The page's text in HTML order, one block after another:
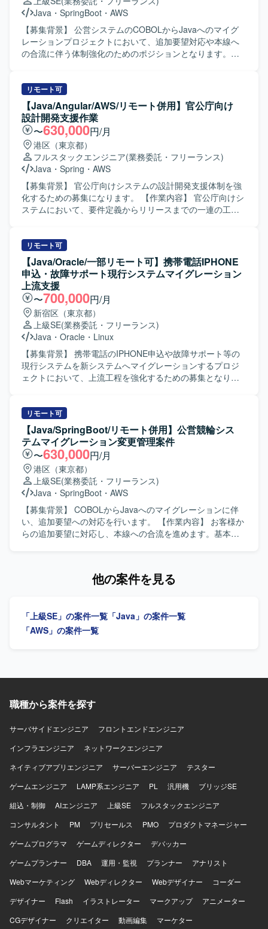
識した開発をリードしていただきます。 【求める人物像】
技術的なリードだけでなく、ユーザーとのコミュニケーシ
ョンを通じて要件や仕様を整理し、最適な提案ができる方
を求めています。AIツールの活用など新しい技術にも前向
きに取り組み、自ら工夫しながら品質向上と生産性向上を
ョンの魅力】 Java＋SpringBootおよびReactを用いたシス
テムに対して、セキュリティ対応やバージョンアップとい
った上流寄りの技術課題に取り組むことができます。AIツ
ールを積極的に活用しながら開発プロセスの改善に携われ
るため、最新の開発スタイルを実践的に習得できます。ユ
ーザーとの直接調整を通じて、技術とビジネスの両面から
スキルを高められるポジションです。 【開発環境】 Java＋
SpringBootを中心としたバックエンド環境と、Reactベース
のフロントエンド環境での開発となります。インフラには
AWSを利用しており、AIツールとしてClaude Codeや
Copilotを併用しながら開発・テスト・レビューを行ってい
Java ・ SpringBoot ・ AWS
【募集背景】 公営システムのCOBOLからJavaへのマイグ
レーションプロジェクトにおいて、追加要望対応や本線へ
の合流に伴う体制強化のためのポジションとなります。
定義、基本設計・詳細設計、実装、テストまでの一連の工
程をご担当いただきます。Spring Bootを用いたアプリケー
ション開発や、AWS・Reactを利用した関連機能の改修・追
加も行っていただきます。 【求める人物像】 自発的に課題
や論点を整理し、関係者とコミュニケーションを取りなが
ら推進いただける方を求めております。要件の変化や追加
要望にも柔軟に対応し、品質とスピードのバランスを意識
して取り組める方が望ましいです。 【ポジションの魅力】
大規模なマイグレーションプロジェクトにおいて、上流工
程からテストまで一貫して関わることができるため、要件
定義力から実装力まで幅広いスキルを磨くことができま
ス側との調整経験も積むことができます。 【開発環境】
Java（Spring Boot）を中心としたアプリケーション開発環
境にて、AWS上の基盤およびReactを用いたフロントエンド
環境が組み合わさった構成となっております。
リモート可
【Java/Angular/AWS/リモート併用】官公庁向け
設計開発支援作業
〜630,000円/月
港区（東京都）
フルスタックエンジニア(業務委託・フリーランス)
Java ・ Spring ・ AWS
【募集背景】 官公庁向けシステムの設計開発支援体制を強
化するための募集になります。 【作業内容】 官公庁向けシ
ステムにおいて、要件定義からリリースまでの一連の工程
ていただきます。コードレビューなどを通じて品質向上に
も取り組んでいただきます。 【求める人物像】 要件定義な
ど上流工程から主体的に関わり、関係者とコミュニケーシ
ョンを取りながら開発を進めていただける方を求めていま
す。設計から実装、レビューまで一貫して責任感を持って
対応できる方を歓迎いたします。 【ポジションの魅力】 官
公庁向けシステムの上流工程からリリースまで幅広い工程
に関わることができるため、要件定義や設計スキルを高め
ながら、JavaやAngular、AWSなどの技術スタックの経験を
積むことができます。 【開発環境】 Java、Angular、
AWS、Springなどの環境で開発を行います。
リモート可
【Java/Oracle/一部リモート可】携帯電話IPHONE
申込・故障サポート現行システムマイグレーション
上流支援
〜700,000円/月
新宿区（東京都）
上級SE(業務委託・フリーランス)
Java ・ Oracle ・ Linux
【募集背景】 携帯電話のIPHONE申込や故障サポート等の
現行システムを新システムへマイグレーションするプロジ
ェクトにおいて、上流工程を強化するための募集となりま
トに参画いただきます。要件定義や基本設計の作成を中心
に、関係者との調整を行いながら新システムへの移行に向
けた上流工程をご対応いただきます。 【求める人物像】 顧
客とのコミュニケーションを円滑に行いながら要件を整理
できる方を求めています。マイグレーションプロジェクト
において主体的に課題を拾い、関係者と協力して解決に向
けて動ける方が望ましいです。 【ポジションの魅力】 大規
模な携帯電話関連システムのマイグレーションに上流工程
から関わっていただけます。要件定義や基本設計などの上
流経験を活かしつつ、マイグレーションやAI活用など新た
な取り組みにも関わることができます。 【開発環境】 OS
リモート可
【Java/SpringBoot/リモート併用】公営競輪シス
テムマイグレーション変更管理案件
〜630,000円/月
港区（東京都）
上級SE(業務委託・フリーランス)
Java ・ SpringBoot ・ AWS
【募集背景】 COBOLからJavaへのマイグレーションに伴
い、追加要望への対応を行います。 【作業内容】 お客様か
らの追加要望に対応し、本線への合流を進めます。基本設
ロジェクトにおいて、設計からテストまで一貫して携わる
他の案件を見る
「上級SE」の案件一覧 「Java」の案件一覧
「AWS」の案件一覧
職種から案件を探す
サーバサイドエンジニア
フロントエンドエンジニア
インフラエンジニア
ネットワークエンジニア
ネイティブアプリエンジニア
サーバーエンジニア
テスター
ゲームエンジニア
LAMP系エンジニア PL 汎用機
ブリッジSE
組込・制御
AIエンジニア 上級SE
フルスタックエンジニア
コンサルタント
PM プリセールス PMO
プロダクトマネージャー
ゲームプログラマ
ゲームディレクター
デバッカー
ゲームプランナー
DBA 運用・監視 プランナー
アナリスト
Webマーケティング
Webディレクター Webデザイナー
コーダー
デザイナー
Flash イラストレーター マークアップ
アニメーター
CGデザイナー
クリエイター 動画編集
マーケター